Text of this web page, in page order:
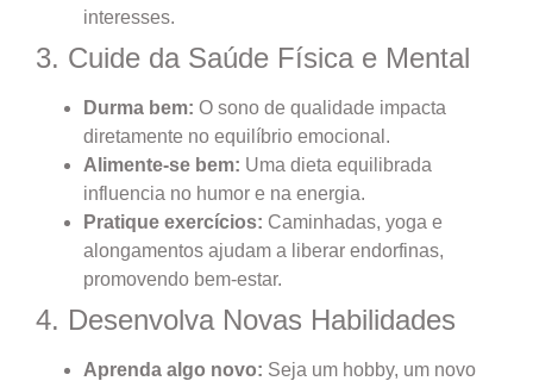
interesses.
3. Cuide da Saúde Física e Mental
Durma bem: O sono de qualidade impacta
diretamente no equilíbrio emocional.
Alimente-se bem: Uma dieta equilibrada
influencia no humor e na energia.
Pratique exercícios: Caminhadas, yoga e
alongamentos ajudam a liberar endorfinas,
promovendo bem-estar.
4. Desenvolva Novas Habilidades
Aprenda algo novo: Seja um hobby, um novo